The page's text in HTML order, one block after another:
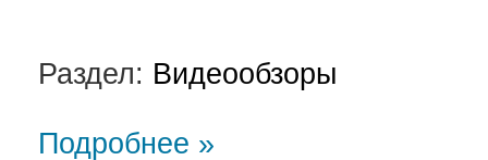
Раздел: Видеообзоры
Подробнее »